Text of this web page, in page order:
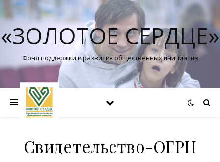
«ЗОЛОТОЕ СЕРДЦЕ»
Фонд поддержки и развития общественных инициатив
Свидетельство-ОГРН